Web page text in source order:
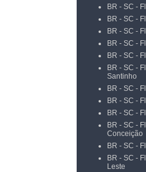
BR - SC -
BR - SC -
BR - SC -
BR - SC -
BR - SC -
BR - SC -
Santinho
BR - SC -
BR - SC -
BR - SC -
BR - SC -
Conceição
BR - SC -
BR - SC -
Leste